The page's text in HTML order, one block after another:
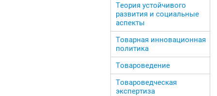
Теория устойчивого
развития и социальные
аспекты
Товарная инновационная
политика
Товароведение
Товароведческая
экспертиза